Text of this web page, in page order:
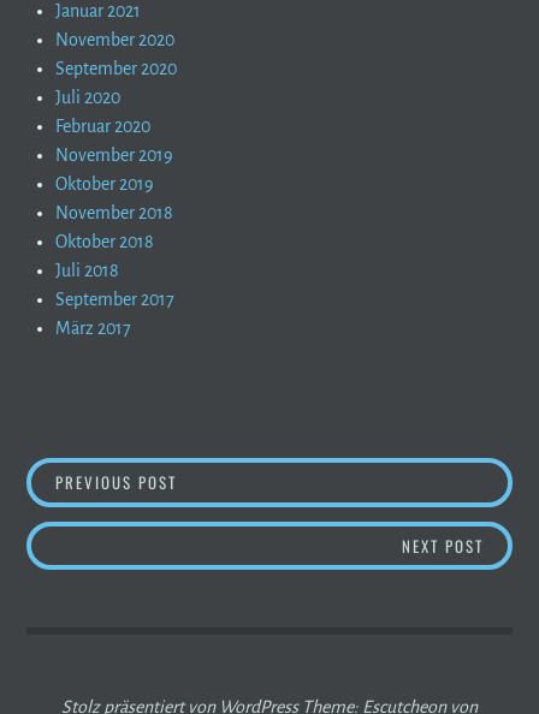
Januar 2021
November 2020
September 2020
Juli 2020
Februar 2020
November 2019
Oktober 2019
November 2018
Oktober 2018
Juli 2018
September 2017
März 2017
BEITRAGSNAVIGATION
PREVIOUS POST
NEXT POST AUF
Stolz präsentiert von WordPress Theme: Escutcheon von